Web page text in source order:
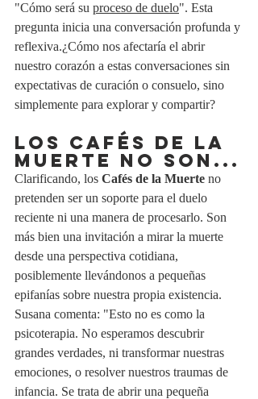
"Cómo será su proceso de duelo". Esta
pregunta inicia una conversación profunda y
reflexiva.¿Cómo nos afectaría el abrir
nuestro corazón a estas conversaciones sin
expectativas de curación o consuelo, sino
simplemente para explorar y compartir?
LOS CAFÉS DE LA
MUERTE NO SON...
Clarificando, los Cafés de la Muerte no
pretenden ser un soporte para el duelo
reciente ni una manera de procesarlo. Son
más bien una invitación a mirar la muerte
desde una perspectiva cotidiana,
posiblemente llevándonos a pequeñas
epifanías sobre nuestra propia existencia.
Susana comenta: "Esto no es como la
psicoterapia. No esperamos descubrir
grandes verdades, ni transformar nuestras
emociones, o resolver nuestros traumas de
infancia. Se trata de abrir una pequeña